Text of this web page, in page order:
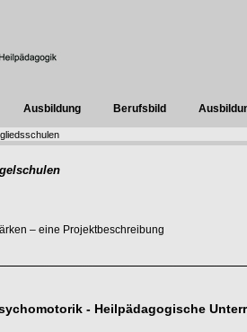
Ausbildung Berufsbild
– eine Projektbeschreibung
- Heilpädagogische